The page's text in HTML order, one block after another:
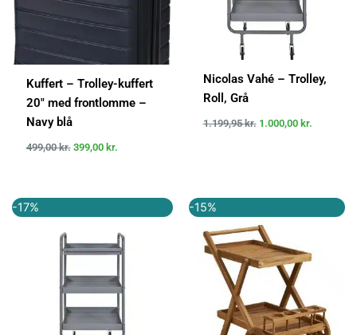
Kuffert – Trolley-kuffert
20″ med frontlomme –
Navy blå
499,00kr. 399,00 kr.
Nicolas Vahé – Trolley,
Roll, Grå
1.199,95kr. 1.000,00 kr.
-17%
oprindelige
var:
1.199,95 kr..
aktuelle
-15%
oprindelige
pris
var:
1.999,00 kr..
aktuelle
1.699,00